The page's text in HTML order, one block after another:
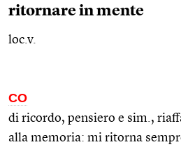
ritornare in mente
loc.v.
CO
di ricordo, pensiero e sim. ,
alla memoria: mi ritorna